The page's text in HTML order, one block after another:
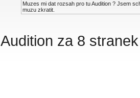
Muzes mi dat rozsah pro tu Audition ? Jsem
muzu zkratit.
Audition za 8